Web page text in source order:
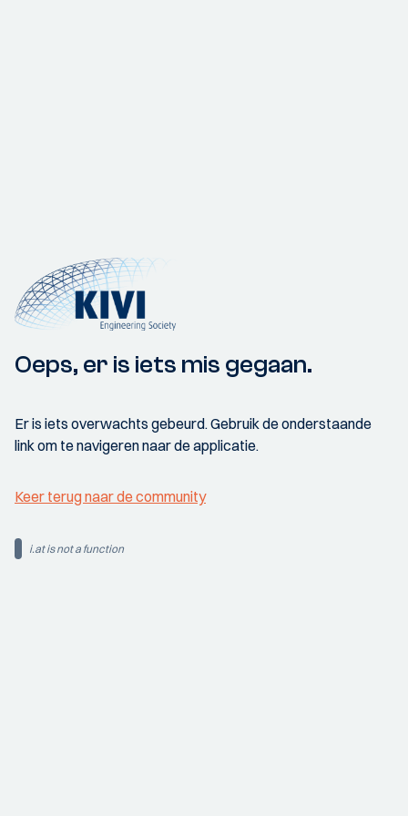
Oeps, er is iets mis gegaan.
Er is iets overwachts gebeurd. Gebruik de onderstaande
link om te navigeren naar de applicatie.
Keer terug naar de community
i.at is not a function